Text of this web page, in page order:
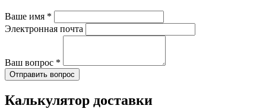
Ваше имя *
Электронная почта
Ваш вопрос *
Отправить вопрос
Калькулятор доставки